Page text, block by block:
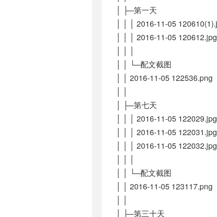
│ ├─第一天
│ │ │ 2016-11-05
│ │ │ 2016-11-05 120612.jpg
│ │ └─配文截图
│ │ 2016-11-05 122536.png
│ ├─第七天
│ │ │ 2016-11-05 122029.jpg
│ │ │ 2016-11-05 122031.jpg
│ │ │ 2016-11-05 122032.jpg
│ │ └─配文截图
│ │ 2016-11-05 123117.png
│ ├─第三十天